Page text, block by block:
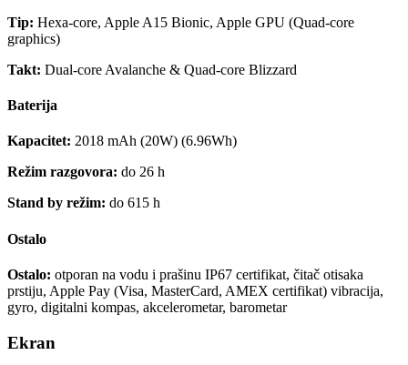
Tip: Hexa-core, Apple A15 Bionic, Apple GPU (Quad-core
graphics)
Takt: Dual-core Avalanche & Quad-core Blizzard
Baterija
Kapacitet: 2018 mAh (20W) (6.96Wh)
Režim razgovora: do 26 h
Stand by režim: do 615 h
Ostalo
Ostalo: otporan na vodu i prašinu IP67 certifikat, čitač otisaka
prstiju, Apple Pay (Visa, MasterCard, AMEX certifikat) vibracija,
gyro, digitalni kompas, akcelerometar, barometar
Ekran